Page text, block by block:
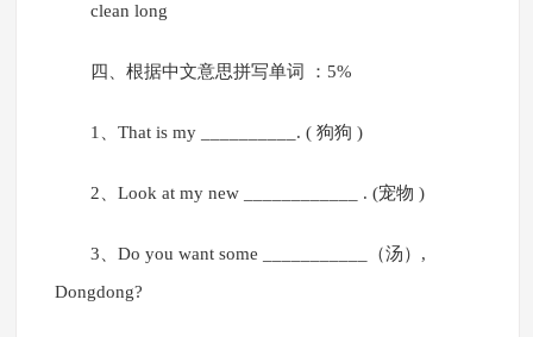
clean long
四、根据中文意思拼写单词 ：5%
1、That is my __________. ( 狗狗 )
2、Look at my new ____________ . (宠物 )
3、Do you want some ___________（汤）,
Dongdong?